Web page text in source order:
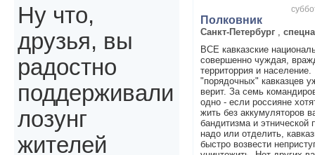
Полковник
Санкт-Петербург
ВСЕ кавказские
совершенно чуждая,
территоррия и население.
"порядочных" кавказцев
верит. За семь
одно - если россияне
жить без аккумуляторов
бандитизма и этнической
надо или отделить,
быстро возвести
Ну что,
друзья, вы
радостно
поддерживали
лозунг
жителей